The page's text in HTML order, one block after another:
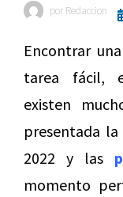
por Redaccion
Encontrar
tarea fácil,
existen
presentada
2022 y las
momento